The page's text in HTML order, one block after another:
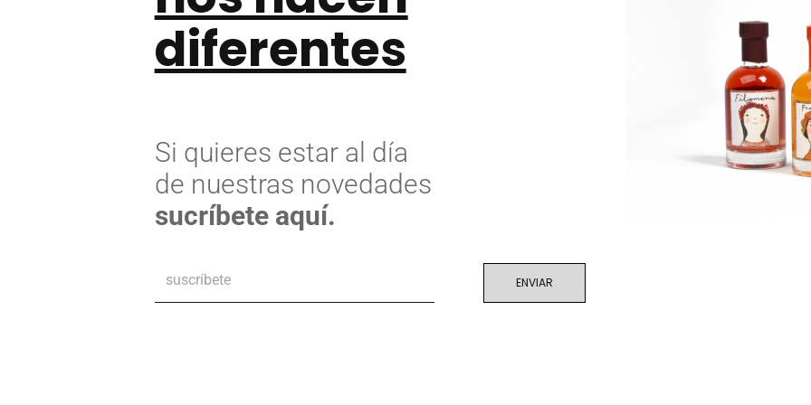
diferentes
Si quieres estar al día
de nuestras novedades
sucríbete aquí.
ENVIAR